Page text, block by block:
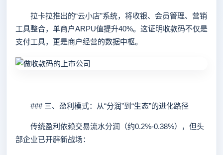
拉卡拉推出的“云小店”系统，将收银、会员管理、营销
工具整合，单商户ARPU值提升40%。这证明收款码不仅是
支付工具，更是商户经营的数据中枢。
### 三、盈利模式：从“分润”到“生态”的进化路径
传统盈利依赖交易流水分润（约0.2%-0.38%），但头
部企业已开辟新战场：